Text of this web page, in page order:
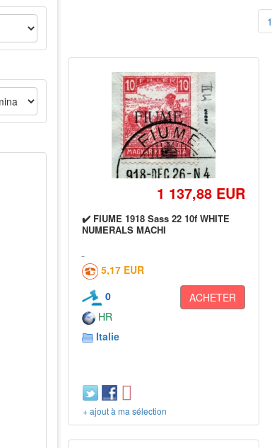
1
1 137,88 EUR
✔️ FIUME 1918 Sass 22 10f WHITE
NUMERALS MACHI
5,17 EUR
0
ACHETER
HR
Italie
+ ajout à ma sélection